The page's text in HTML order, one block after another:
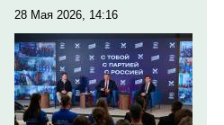
28 Мая 2026, 14:16